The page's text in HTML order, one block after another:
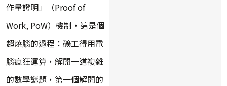
作量證明」（Proof of
Work, PoW）機制，這是個
超燒腦的過程：礦工得用電
腦瘋狂運算，解開一道複雜
的數學謎題，第一個解開的